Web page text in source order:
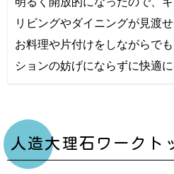
リビングやダイニングが見渡せ
お料理や片付けをしながらで
ションの妨げにならずに快適
人造大理石ワークト